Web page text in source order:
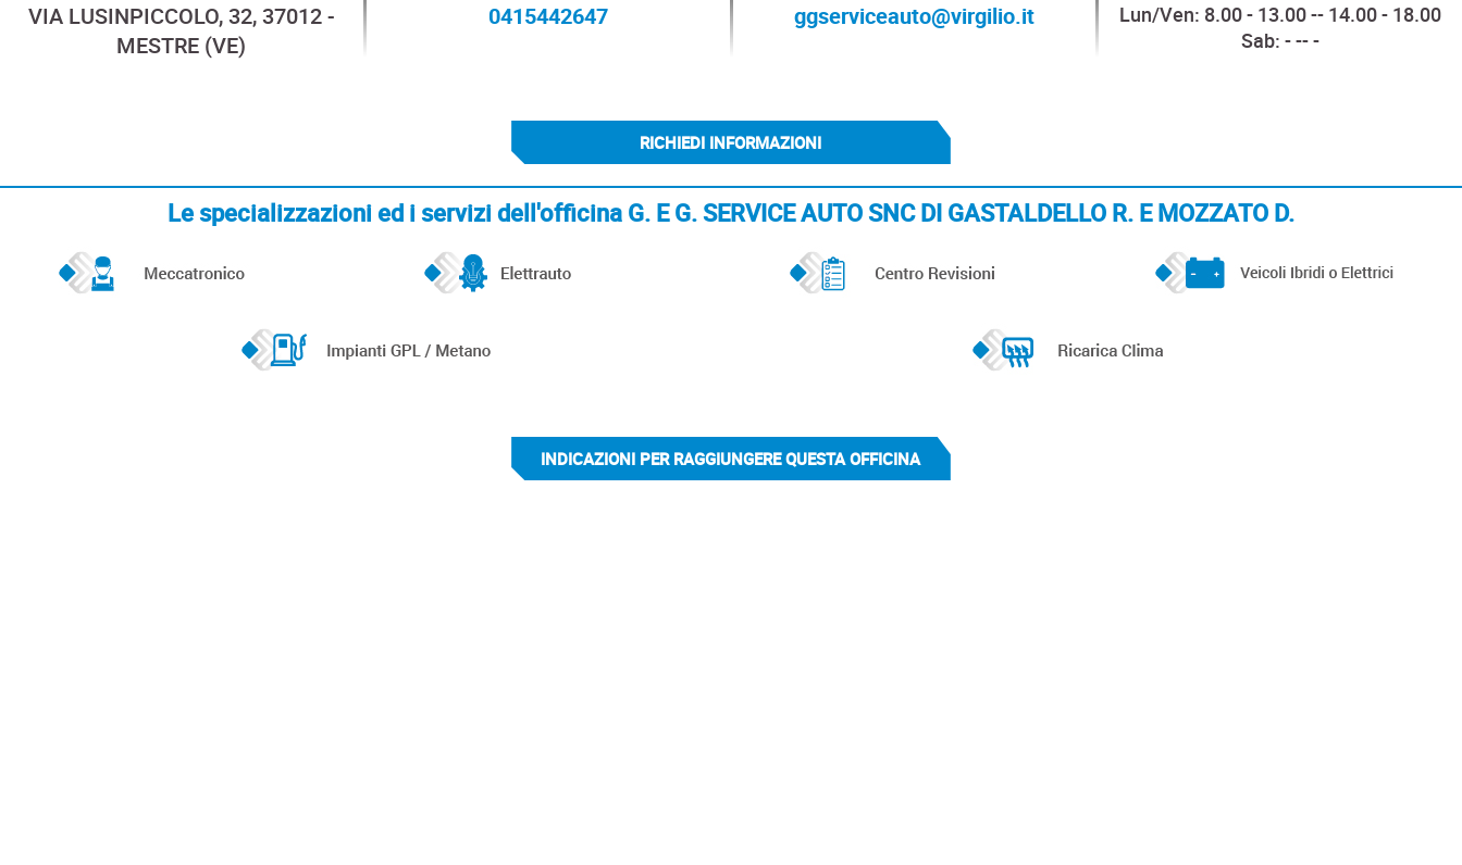
VIA LUSINPICCOLO, 32, 37012 -
MESTRE (VE)
0415442647 ggserviceauto@virgilio.it
Lun/Ven: 8.00 - 13.00 -- 14.00 - 18.00
Sab: - -- -
RICHIEDI INFORMAZIONI
Le specializzazioni ed i servizi dell'officina G. E G. SERVICE AUTO SNC DI GASTALDELLO R. E MOZZATO D.
INDICAZIONI PER RAGGIUNGERE QUESTA OFFICINA